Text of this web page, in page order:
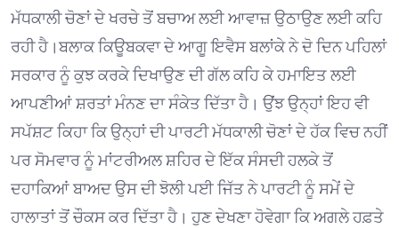
ਮੱਧਕਾਲੀ ਚੋਣਾਂ ਦੇ ਖਰਚੇ ਤੋਂ ਬਚਾਅ ਲਈ ਆਵਾਜ਼ ਉਠਾਉਣ ਲਈ ਕਹਿ
ਰਹੀ ਹੈ।ਬਲਾਕ ਕਿਊਬਕਵਾ ਦੇ ਆਗੂ ਇਵੈਸ ਬਲਾਂਕੇ ਨੇ ਦੋ ਦਿਨ ਪਹਿਲਾਂ
ਸਰਕਾਰ ਨੂੰ ਕੁਝ ਕਰਕੇ ਦਿਖਾਉਣ ਦੀ ਗੱਲ ਕਹਿ ਕੇ ਹਮਾਇਤ ਲਈ
ਆਪਣੀਆਂ ਸ਼ਰਤਾਂ ਮੰਨਣ ਦਾ ਸੰਕੇਤ ਦਿੱਤਾ ਹੈ। ਉਂਝ ਉਨ੍ਹਾਂ ਇਹ ਵੀ
ਸਪੱਸ਼ਟ ਕਿਹਾ ਕਿ ਉਨ੍ਹਾਂ ਦੀ ਪਾਰਟੀ ਮੱਧਕਾਲੀ ਚੋਣਾਂ ਦੇ ਹੱਕ ਵਿਚ ਨਹੀਂ
ਪਰ ਸੋਮਵਾਰ ਨੂੰ ਮਾਂਟਰੀਅਲ ਸ਼ਹਿਰ ਦੇ ਇੱਕ ਸੰਸਦੀ ਹਲਕੇ ਤੋਂ
ਦਹਾਕਿਆਂ ਬਾਅਦ ਉਸ ਦੀ ਝੋਲੀ ਪਈ ਜਿੱਤ ਨੇ ਪਾਰਟੀ ਨੂੰ ਸਮੇਂ ਦੇ
ਹਾਲਾਤਾਂ ਤੋਂ ਚੌਕਸ ਕਰ ਦਿੱਤਾ ਹੈ। ਹੁਣ ਦੇਖਣਾ ਹੋਵੇਗਾ ਕਿ ਅਗਲੇ ਹਫ਼ਤੇ